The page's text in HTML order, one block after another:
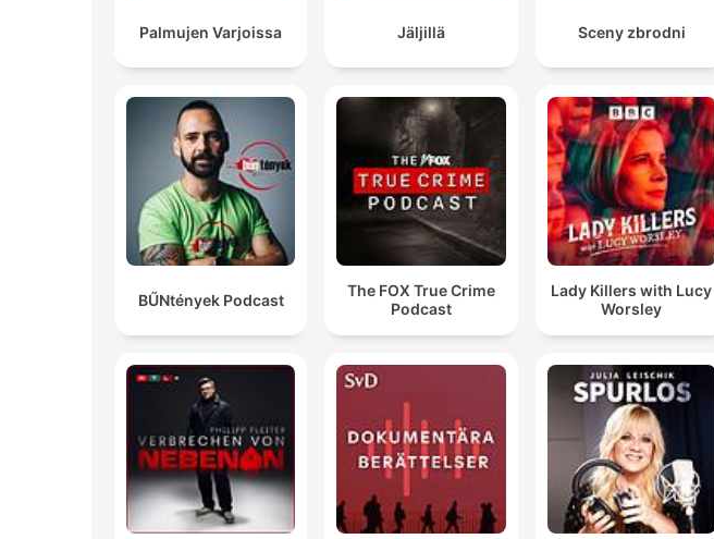
bógobojnym człowiekiem.
00:06:10 · Sprawca próbuje manipulować podczas
przesłuchania, powołując się na swoją religijność.
Po prostu mnie wkurzyła.
00:10:17 · Morderca podaje trywialny i szokujący motyw
kolejnego zabójstwa.
Palmujen Varjoissa Jäljillä Sceny zbrodni
BŰNtények Podcast
The FOX True Crime
Podcast
Lady Killers with Lucy
Worsley